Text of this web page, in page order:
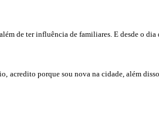
de ter influência de familiares. E desde o
acredito porque sou nova na cidade, além